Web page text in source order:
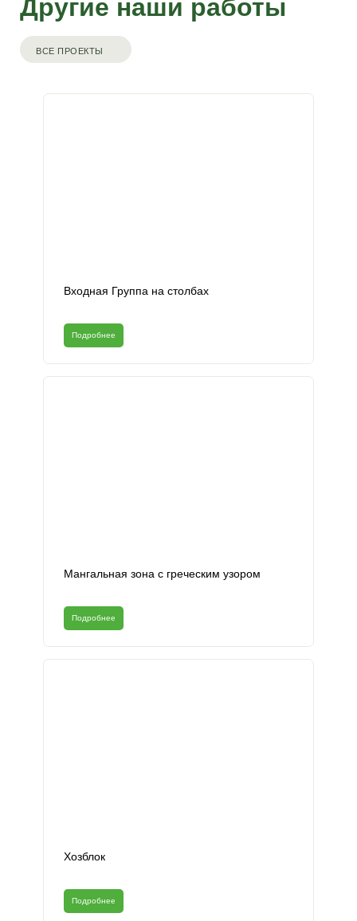
Другие наши работы
ВСЕ ПРОЕКТЫ
Входная Группа на столбах
Подробнее
Мангальная зона с греческим узором
Подробнее
Хозблок
Подробнее